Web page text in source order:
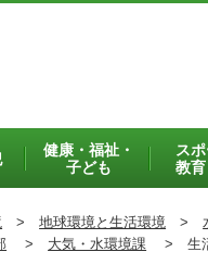
健康・福祉・
子ども
ス
教
> 地球環境と生活環境 >
> 大気・水環境課 > 生